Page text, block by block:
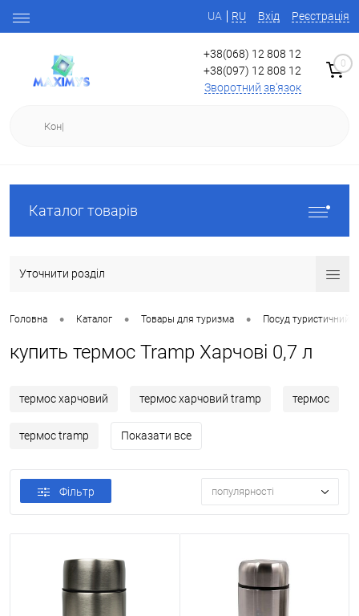
UA RU Вхід Реєстрація
+38(068) 12 808 12
+38(097) 12 808 12
Зворотний зв'язок
0
Каталог товарів
Уточнити розділ
Головна • Каталог • Товары для туризма • Посуд туристичний
купить термос Tramp Харчові 0,7 л
термос харчовий термос харчовий tramp термос
термос tramp Показати все
Фільтр популярності